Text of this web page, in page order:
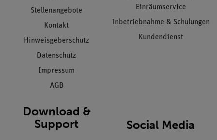
Stellenangebote
Kontakt
Hinweisgeberschutz
Datenschutz
Impressum
AGB
Einräumservice
Inbetriebnahme & Schulungen
Kundendienst
Download &
Support
Social Media